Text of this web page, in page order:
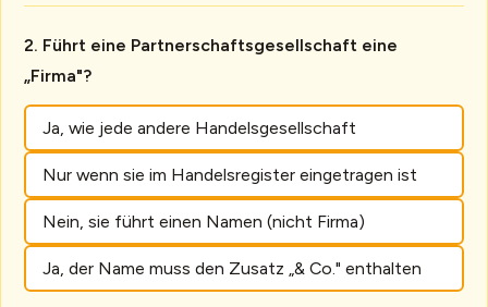
Führt eine Partnerschaftsgesellschaft eine
„Firma"?
Ja, wie jede andere Handelsgesellschaft
Nur wenn sie im Handelsregister eingetragen ist
Nein, sie führt einen Namen (nicht Firma)
Ja, der Name muss den Zusatz „& Co." enthalten